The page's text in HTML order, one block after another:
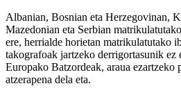
Albanian, Bosnian eta Herzegovinan,
Mazedonian eta Serbian
ere, herrialde horietan matrikulatutako
takografoak jartzeko derrigortasunik ez
Europako Batzordeak, araua ezartzeko
atzerapena dela eta.